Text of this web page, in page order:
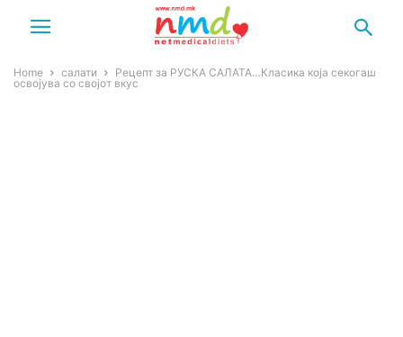
Home салати
Рецепт за РУСКА САЛАТА…Класика која секогаш
освојува со својот вкус